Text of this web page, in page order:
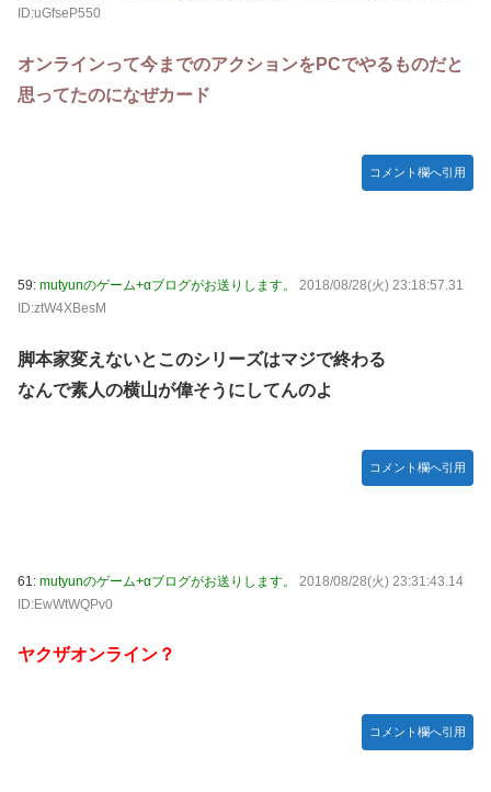
ID:uGfseP550
オンラインって今までのアクションをPCでやるものだと
思ってたのになぜカード
コメント欄へ引用
59: mutyunのゲーム+αブログがお送りします。
2018/08/28(火) 23:18:57.31
ID:ztW4XBesM
脚本家変えないとこのシリーズはマジで終わる
なんで素人の横山が偉そうにしてんのよ
コメント欄へ引用
61: mutyunのゲーム+αブログがお送りします。
2018/08/28(火) 23:31:43.14
ID:EwWtWQPv0
ヤクザオンライン？
コメント欄へ引用